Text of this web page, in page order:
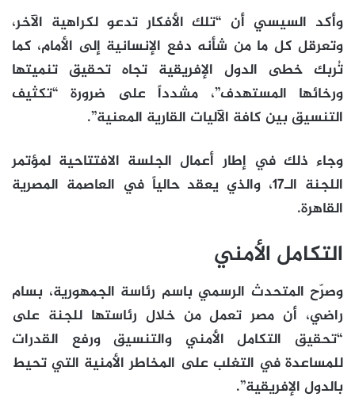
وأكد السيسي أن “تلك الأفكار تدعو لكراهية الآخر،
وتعرقل كل ما من شأنه دفع الإنسانية إلى الأمام، كما
تُربك خطى الدول الإفريقية تجاه تحقيق تنميتها
ورخائها المستهدف”، مشدداً على ضرورة “تكثيف
التنسيق بين كافة الآليات القارية المعنية”.
وجاء ذلك في إطار أعمال الجلسة الافتتاحية لمؤتمر
اللجنة الـ17، والذي يعقد حالياً في العاصمة المصرية
القاهرة.
التكامل الأمني
وصرّح المتحدث الرسمي باسم رئاسة الجمهورية، بسام
راضي، أن مصر تعمل من خلال رئاستها للجنة على
“تحقيق التكامل الأمني والتنسيق ورفع القدرات
للمساعدة في التغلب على المخاطر الأمنية التي تحيط
بالدول الإفريقية”.